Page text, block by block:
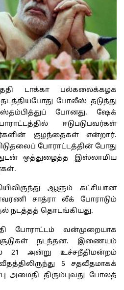
டாக்கா பல்கலைக்கழக
போலீஸ் தடுத்து
ஸ்தம்பித்துப் போனது. ஷேக்
ஈடுபடுபவர்கள்
குழந்தைகள் என்றார்.
போராட்டத்தின் போது
ஒத்துழைத்த இஸ்லாமிய
ஆளும் கட்சியான
சாத்ரா லீக் போராடும்
நடத்தத் தொடங்கியது.
போராட்டம் வன்முறையாக
சூடுகள் நடந்தன. இணையம்
21 அன்று உச்சநீதிமன்றம்
5 சதவீதமாகக்
அமைதி திரும்புவது போலத்